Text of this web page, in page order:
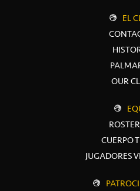
EL
OUR
CUERPO
JUGADORES